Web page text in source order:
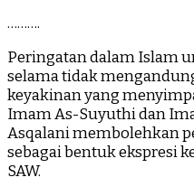
……….
Peringatan dalam Islam
selama tidak
keyakinan yang
Imam As-Suyuthi dan
Asqalani membolehkan
sebagai bentuk ekspresi
SAW.